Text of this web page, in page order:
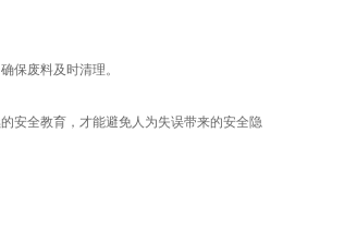
保废料及时清理。
安全教育，才能避免人为失误带来的安全隐